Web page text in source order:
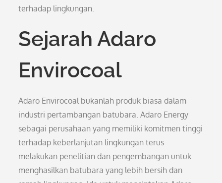
terhadap lingkungan.
Sejarah Adaro
Envirocoal
Adaro Envirocoal bukanlah produk biasa dalam
industri pertambangan batubara. Adaro Energy
sebagai perusahaan yang memiliki komitmen tinggi
terhadap keberlanjutan lingkungan terus
melakukan penelitian dan pengembangan untuk
menghasilkan batubara yang lebih bersih dan